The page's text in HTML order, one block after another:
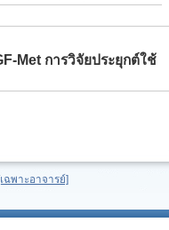
Met การวิจัยประยุกต์ใช้
ฉพาะอาจารย์]